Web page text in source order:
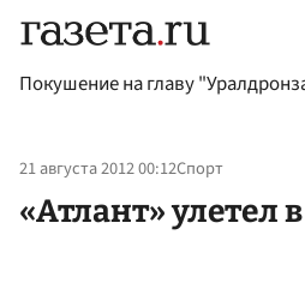
Покушение на главу
21 августа 2012 00:12Спорт
«Атлант» улетел